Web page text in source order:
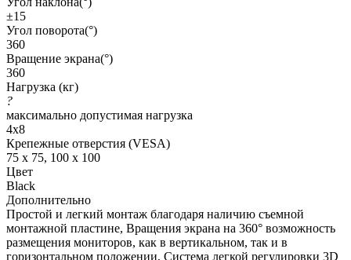
±15
Угол поворота(°)
360
Вращение экрана(°)
360
Нагрузка (кг)
?
максимально допустимая нагрузка
4x8
Крепежные отверстия (VESA)
75 x 75, 100 x 100
Цвет
Black
Дополнительно
Простой и легкий монтаж благодаря наличию съемной
монтажной пластине, Вращения экрана на 360° возможность
размещения мониторов, как в вертикальном, так и в
горизонтальном положении, Система легкой регулировки 3D